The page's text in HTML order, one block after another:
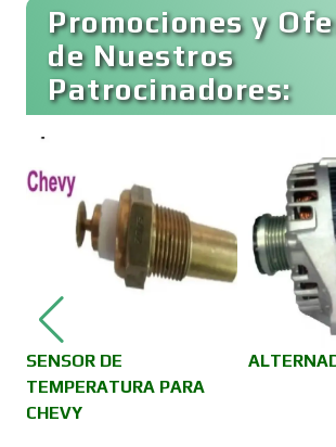
Cafeterías
Cámaras de Comercio
Promociones y
de Nuestros
Patrocinadores:
SENSOR DE
TEMPERATURA PARA
CHEVY